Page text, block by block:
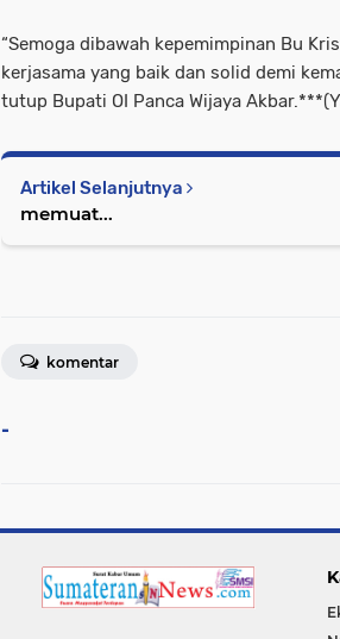
“Semoga dibawah kepemimpinan Bu
kerjasama yang baik dan solid demi
tutup Bupati OI Panca Wijaya
Artikel Selanjutnya
memuat...
komentar
-